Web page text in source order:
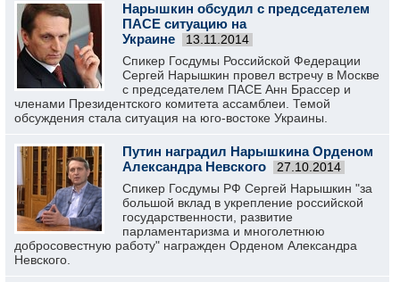
Нарышкин обсудил с председателем
ПАСЕ ситуацию на
Украине
13.11.2014
Спикер Госдумы Российской Федерации
Сергей Нарышкин провел встречу в Москве
с председателем ПАСЕ Анн Брассер и
членами Президентского комитета ассамблеи. Темой
обсуждения стала ситуация на юго-востоке Украины.
Путин наградил Нарышкина Орденом
Александра Невского
27.10.2014
Спикер Госдумы РФ Сергей Нарышкин "за
большой вклад в укрепление российской
государственности, развитие
парламентаризма и многолетнюю
добросовестную работу" награжден Орденом Александра
Невского.